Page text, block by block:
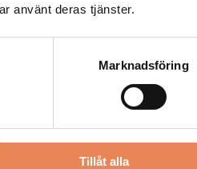
använt deras tjänster.
Marknadsföring
Tillåt alla